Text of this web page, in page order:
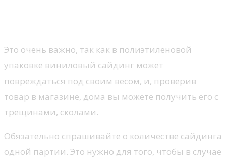
Это очень важно, так как в полиэтиленовой
упаковке виниловый сайдинг может
повреждаться под своим весом, и, проверив
товар в магазине, дома вы можете получить его с
трещинами, сколами.
Обязательно спрашивайте о количестве сайдинга
одной партии. Это нужно для того, чтобы в случае